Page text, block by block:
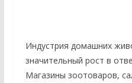
Индустрия домашних
значительный рост в
Магазины зоотоваров,